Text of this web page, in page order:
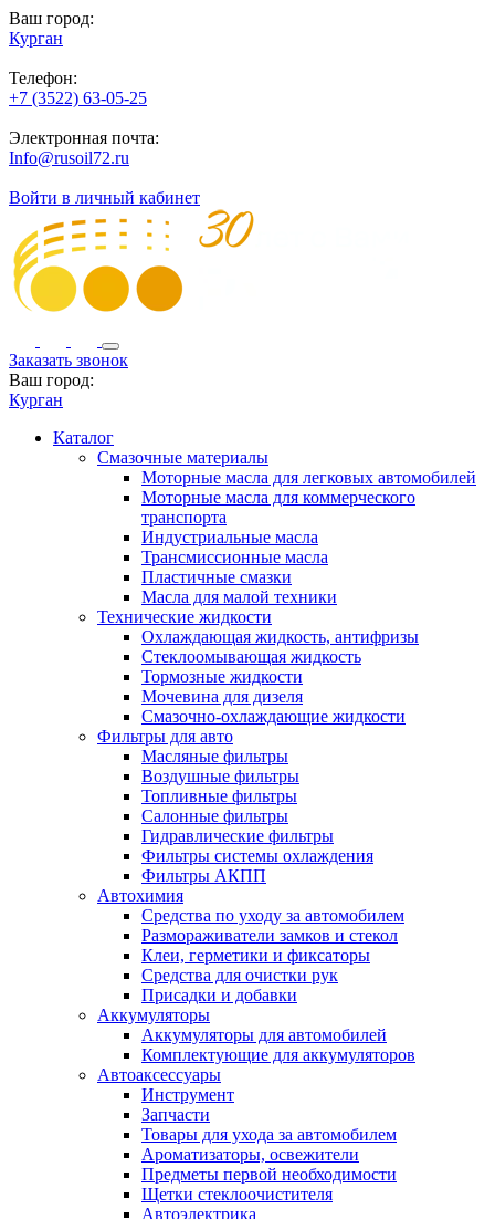
Ваш город:
Курган
Телефон:
+7 (3522) 63-05-25
Электронная почта:
Info@rusoil72.ru
Войти в личный кабинет
Заказать звонок
Ваш город:
Курган
Каталог
Смазочные материалы
Моторные масла для легковых автомобилей
Моторные масла для коммерческого
транспорта
Индустриальные масла
Трансмиссионные масла
Пластичные смазки
Масла для малой техники
Технические жидкости
Охлаждающая жидкость, антифризы
Стеклоомывающая жидкость
Тормозные жидкости
Мочевина для дизеля
Смазочно-охлаждающие жидкости
Фильтры для авто
Масляные фильтры
Воздушные фильтры
Топливные фильтры
Салонные фильтры
Гидравлические фильтры
Фильтры системы охлаждения
Фильтры АКПП
Автохимия
Средства по уходу за автомобилем
Размораживатели замков и стекол
Клеи, герметики и фиксаторы
Средства для очистки рук
Присадки и добавки
Аккумуляторы
Аккумуляторы для автомобилей
Комплектующие для аккумуляторов
Автоаксессуары
Инструмент
Запчасти
Товары для ухода за автомобилем
Ароматизаторы, освежители
Предметы первой необходимости
Щетки стеклоочистителя
Автоэлектрика